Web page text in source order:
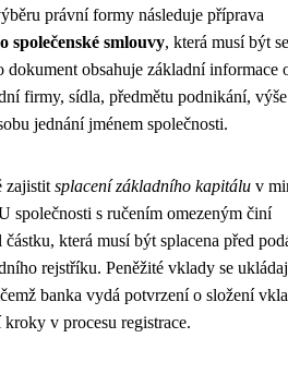
právní formy následuje příprava
společenské smlouvy, která musí být
dokument obsahuje základní informace
firmy, sídla, předmětu podnikání, výše
jednání jménem společnosti.
zajistit splacení základního kapitálu v
společnosti s ručením omezeným činí
která musí být splacena před
rejstříku. Peněžité vklady se
banka vydá potvrzení o složení
v procesu registrace.